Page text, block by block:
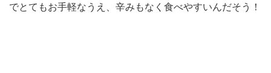
でとてもお手軽なうえ、辛みもなく食べやすいんだそう！